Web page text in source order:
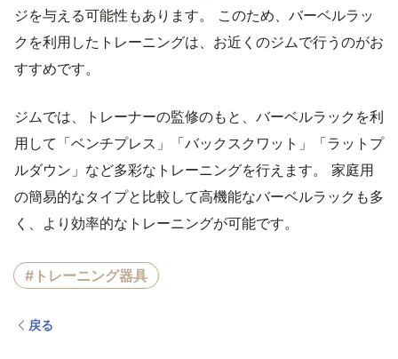
ジを与える可能性もあります。 このため、バーベルラッ
クを利用したトレーニングは、お近くのジムで行うのがお
すすめです。
ジムでは、トレーナーの監修のもと、バーベルラックを利
用して「ベンチプレス」「バックスクワット」「ラットプ
ルダウン」など多彩なトレーニングを行えます。 家庭用
の簡易的なタイプと比較して高機能なバーベルラックも多
く、より効率的なトレーニングが可能です。
#トレーニング器具
戻る